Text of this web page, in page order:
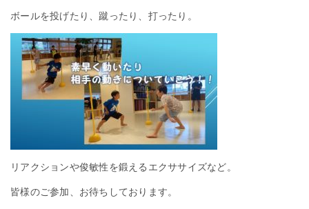
ボールを投げたり、蹴ったり、打ったり。
リアクションや俊敏性を鍛えるエクササイズなど。
皆様のご参加、お待ちしております。